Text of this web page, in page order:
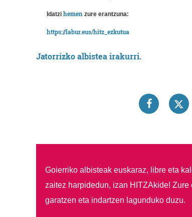
Idatzi hemen zure erantzuna:
https://labur.eus/hitz_ezkutua
Jatorrizko albistea irakurri.
Goierriko albisteak euskaraz, libre eta
zaitez harpidedun, izan HITZAkide! Zure
garatzen eta indartzen lagunduko duzu.